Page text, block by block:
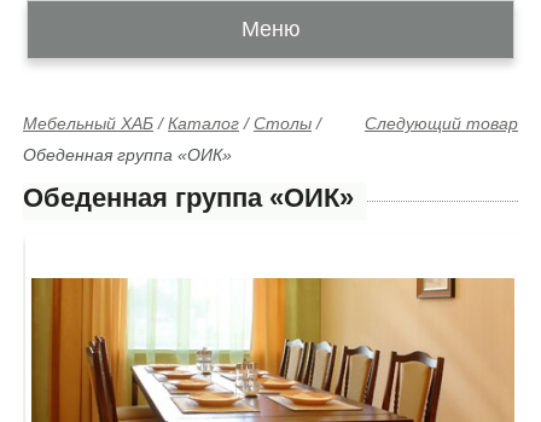
Меню
Следующий товар
Мебельный ХАБ /Каталог /Столы /
Обеденная группа «ОИК»
Обеденная группа «ОИК»